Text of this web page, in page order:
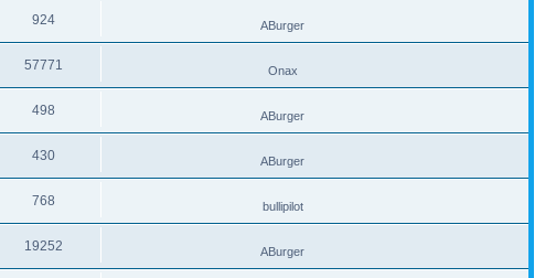
924 ABurger
57771 Onax
498 ABurger
430 ABurger
768 bullipilot
19252 ABurger